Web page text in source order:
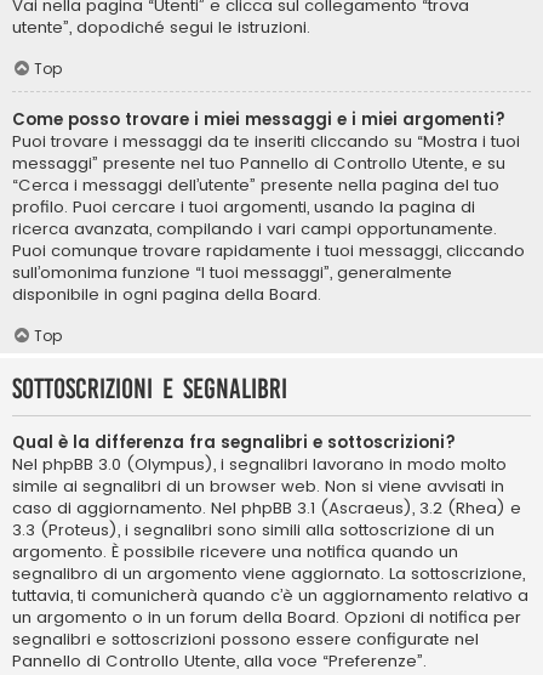
Vai nella pagina “Utenti” e clicca sul collegamento “trova
utente”, dopodiché segui le istruzioni.
Top
Come posso trovare i miei messaggi e i miei argomenti?
Puoi trovare i messaggi da te inseriti cliccando su “Mostra i tuoi
messaggi” presente nel tuo Pannello di Controllo Utente, e su
“Cerca i messaggi dell’utente” presente nella pagina del tuo
profilo. Puoi cercare i tuoi argomenti, usando la pagina di
ricerca avanzata, compilando i vari campi opportunamente.
Puoi comunque trovare rapidamente i tuoi messaggi, cliccando
sull’omonima funzione “I tuoi messaggi”, generalmente
disponibile in ogni pagina della Board.
Top
Sottoscrizioni e segnalibri
Qual è la differenza fra segnalibri e sottoscrizioni?
Nel phpBB 3.0 (Olympus), i segnalibri lavorano in modo molto
simile ai segnalibri di un browser web. Non si viene avvisati in
caso di aggiornamento. Nel phpBB 3.1 (Ascraeus), 3.2 (Rhea) e
3.3 (Proteus), i segnalibri sono simili alla sottoscrizione di un
argomento. È possibile ricevere una notifica quando un
segnalibro di un argomento viene aggiornato. La sottoscrizione,
tuttavia, ti comunicherà quando c’è un aggiornamento relativo a
un argomento o in un forum della Board. Opzioni di notifica per
segnalibri e sottoscrizioni possono essere configurate nel
Pannello di Controllo Utente, alla voce “Preferenze”.